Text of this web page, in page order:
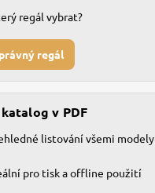
regál vybrat?
regál
v PDF
listování všemi modely
pro tisk a offline použití